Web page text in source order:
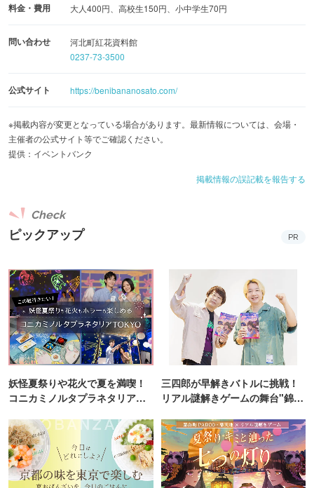
料金・費用 大人400円、高校生150円、小中学生70円
問い合わせ
河北町紅花資料館
0237-73-3500
公式サイト https://benibananosato.com/
※掲載内容が変更となっている場合があります。最新情報については、会場・
主催者の公式サイト等でご確認ください。
提供：イベントバンク
掲載情報の誤記載を報告する
ピックアップ
Check
PR
妖怪夏祭りや花火で夏を満喫！
コニカミノルタプラネタリア
三四郎が早解きバトルに挑戦！
リアル謎解きゲームの舞台"錦糸